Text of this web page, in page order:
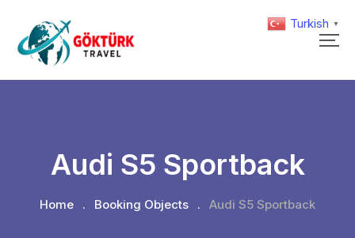
Audi S5 Sportback
Home . Booking Objects . Audi S5 Sportback
Turkish ▼